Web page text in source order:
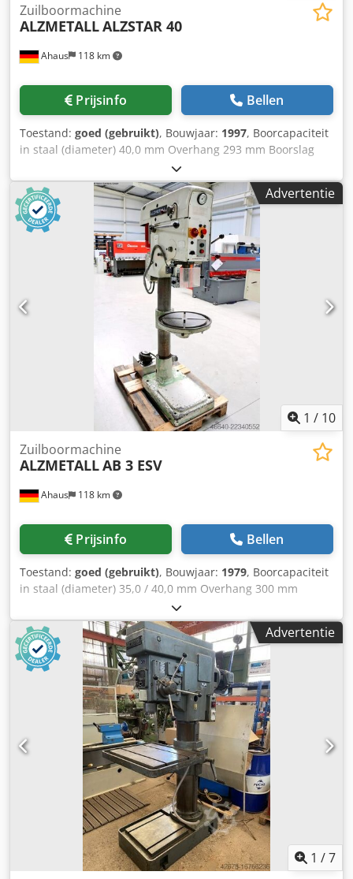
Ahaus 118 km
Zuilboormachine
ALZMETALLALZSTAR 40
Prijsinfo Bellen
Toestand: goed (gebruikt), Bouwjaar: 1997, Boorcapaciteit
in staal (diameter) 40,0 mm Overhang 293 mm Boorslag
140 mm Morse-kegel 3 MK Tafel: 415 x 350 mm Toerental
160 - 2.250 tpm Diameter kolom 115 mm Totale
vermogensopname 1,45 / 1,90 kW Gewicht 285 kg
Afmetingen L-B-H 500 x 800 x 1920 mm Uitrusting: -
robuuste zuilboor - traploze snelheidsregeling (V-riem) -
omkeerbare motor - boordiepte-eindstop - machine tafel
met 2x T-gleuven * in hoogte verstelbaar met een
handzwengel Crodpszl E T Rsfx Acnof -
paddenstoelvormige drukknop (vergrendelbaar) voor
noodstop - omschakelaar voor rechts- en linksom draaien -
Advertentie
1 / 10
Ahaus 118 km
Zuilboormachine
ALZMETALLAB 3 ESV
Prijsinfo Bellen
Toestand: goed (gebruikt), Bouwjaar: 1979, Boorcapaciteit
in staal (diameter) 35,0 / 40,0 mm Overhang 300 mm
Boorslag 180 mm Toerental 110 - 1450 toeren/min
Tafelgrootte Ø 455 mm Kolomdiameter 155 mm Voeding
0,1 / 0,2 / 0,3 m/min Spindelopname MK 4 Motorvermogen
1,5 kW Gewicht 450 kg Crjdszl E Tkepfx Acnof Afmetingen
L-B-H 800 x 650 x 1850 mm Uitvoering: - robuuste
kolomboor machine (V-snaar) - automatische
spindelvoeding - traploze snelheidsregeling -
diepteaanslag - ronde machinetafel met T-gleuven * in
hoogte verstelbaar met handzwengel * draaibaar -
noodstopknop aan de voorkant - koelvloeistofvoorziening
met apart reservoir - bedieningshandleiding
Advertentie
1 /7